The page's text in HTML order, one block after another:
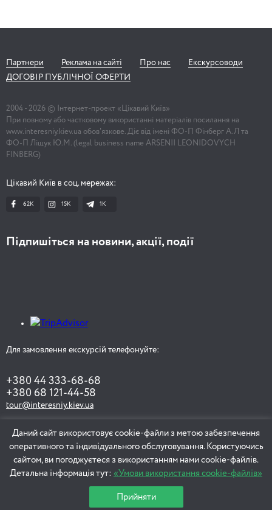
Партнери Реклама на сайті Про нас
Екскурсоводи
ДОГОВІР ПУБЛІЧНОЇ ОФЕРТИ
2004 - 2026 © Інтернет-проект «Цікавий Київ»
При повному або частковому використанні матеріалів посилання на
www.interesniy.kiev.ua обов'язкове. Діє від імені ФО-П Фінберг А.Л та
ФО-П Ліщук Ю.М. (legal business name ARSENII LEONIDOVYCH
FINBERG)
Цікавий Київ в соц. мережах:
62K 15K 1К
Підпишіться на новини, акції, події
Для замовлення екскурсій телефонуйте:
+380 44 333-68-68
+380 68 121-44-58
tour@interesniy.kiev.ua
ЗАМОВИТИ ЕКСКУРСІЮ
Даний сайт використовує cookie-файли з метою забезпечення
оперативного та індивідуального обслуговування. Користуючись
сайтом, ви погоджуєтеся з використанням нами cookie-файлів.
Детальна інформація тут: «Умови використання cookie-файлів»
Прийняти